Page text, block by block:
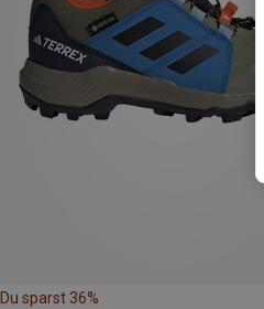
Du sparst 36%